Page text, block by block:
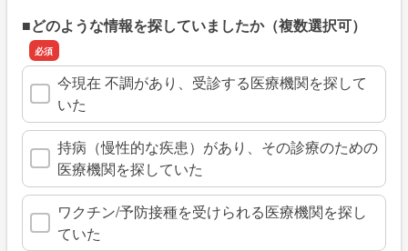
■どのような情報を探していましたか（複数選択可）
今現在 不調があり、受診する医療機関を探して
いた
持病（慢性的な疾患）があり、その診療のための
医療機関を探していた
ワクチン/予防接種を受けられる医療機関を探し
ていた